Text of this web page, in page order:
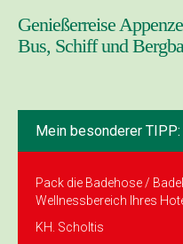
Genießerreise
Bus, Schiff und
Mein besonderer TIPP:
Pack die Badehose /
Wellnessbereich Ihres
KH. Scholtis